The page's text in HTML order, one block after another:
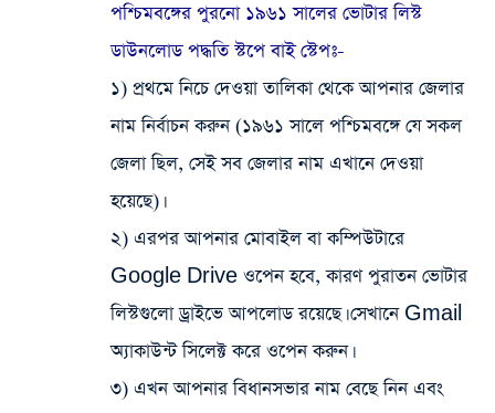
পশ্চিমবঙ্গের পুরনো ১৯৬১ সালের ভোটার লিস্ট
ডাউনলোড পদ্ধতি স্টপে বাই স্টেপঃ-
১️) প্রথমে নিচে দেওয়া তালিকা থেকে আপনার জেলার
নাম নির্বাচন করুন (১৯৬১ সালে পশ্চিমবঙ্গে যে সকল
জেলা ছিল, সেই সব জেলার নাম এখানে দেওয়া
হয়েছে)।
২️) এরপর আপনার মোবাইল বা কম্পিউটারে
Google Drive ওপেন হবে, কারণ পুরাতন ভোটার
লিস্টগুলো ড্রাইভে আপলোড রয়েছে। সেখানে Gmail
অ্যাকাউন্ট সিলেক্ট করে ওপেন করুন।
৩️) এখন আপনার বিধানসভার নাম বেছে নিন এবং